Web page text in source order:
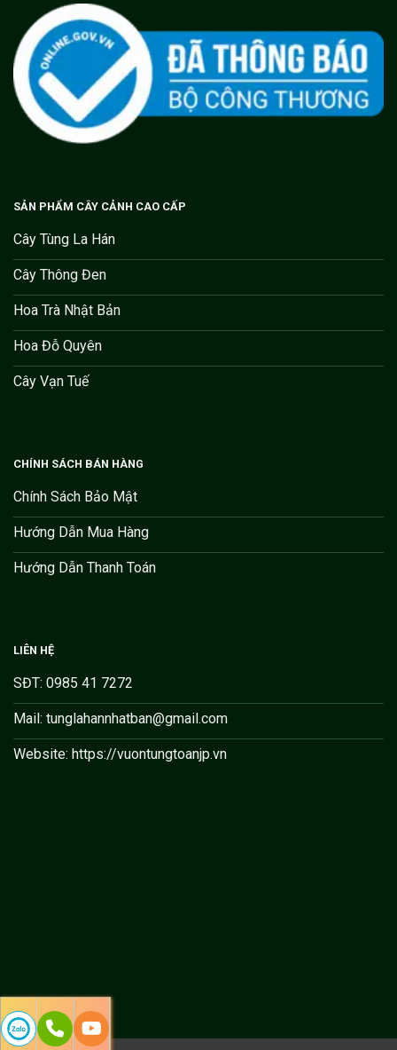
SẢN PHẨM CÂY CẢNH CAO CẤP
Cây Tùng La Hán
Cây Thông Đen
Hoa Trà Nhật Bản
Hoa Đỗ Quyên
Cây Vạn Tuế
CHÍNH SÁCH BÁN HÀNG
Chính Sách Bảo Mật
Hướng Dẫn Mua Hàng
Hướng Dẫn Thanh Toán
LIÊN HỆ
SĐT: 0985 41 7272
Mail: tunglahannhatban@gmail.com
Website: https://vuontungtoanjp.vn